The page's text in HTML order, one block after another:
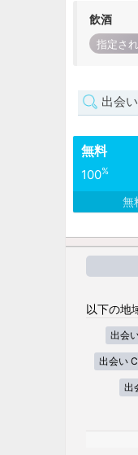
飲酒
指定さ
出会
無料
100%
無
以下の地
出会
出会い
出